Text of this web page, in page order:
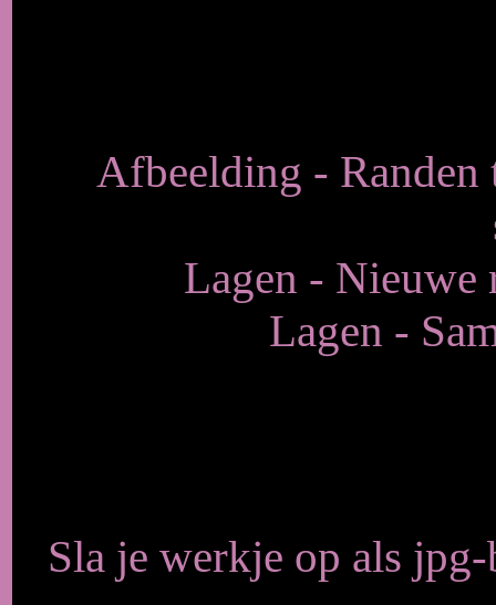
Afbeelding -
Lagen - Nieuwe
Lagen -
Sla je werkje op als